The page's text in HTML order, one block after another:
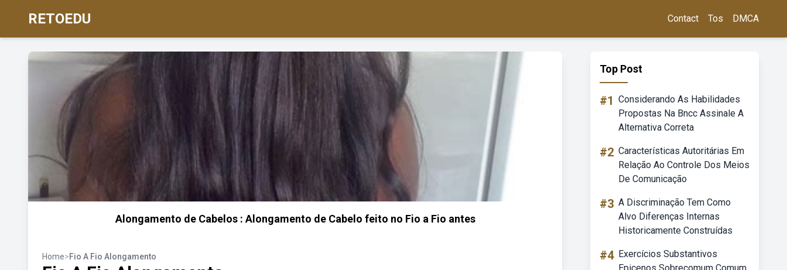
RETOEDU Contact Tos DMCA
Alongamento de Cabelos : Alongamento de Cabelo feito no Fio a Fio antes
Home>Fio A Fio Alongamento
Top Post
#1 Considerando As Habilidades
Propostas Na Bncc Assinale A
Alternativa Correta
#2 Características Autoritárias Em
Relação Ao Controle Dos Meios
De Comunicação
#3 A Discriminação Tem Como
Alvo Diferenças Internas
Historicamente Construídas
#4 Exercícios Substantivos